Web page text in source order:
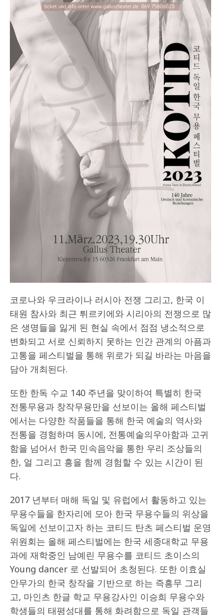
코로나와 우크라이나 러시아 전쟁 그리고, 한국 이
태원 참사와 최근 튀르키에와 시리아의 전쟁으로 많
은 생명들을 잃게 된 현실 속에서 점점 냉소적으로
변화되고 서로 신뢰하지 못하는 인간 관계의 아픔과
고통을 페스티벌을 통해 위로가 되길 바라는 마음을
담아 개최된다.
또한 한독 수교 140 주년을 맞이하여 특별히 한국
전통무용과 창작무용만을 선보이는 올해 페스티벌
에서는 다양한 작품들을 통해 한국 예술의 역사와
전통을 경험하며 동시에, 전통예술의우아함과 고귀
함을 넘어서 한국 민속음악을 통한 우리 조상들의
한, 얼 그리고 흥을 함께 경험할 수 있는 시간이 된
다.
2017 년부터 매해 독일 및 유럽에서 활동하고 있는
무용수들을 한자리에 모아 한국 무용수들의 위상을
독일에 선보이고자 하는 코티드 탄츠 페스티벌 운영
위원회는 올해 페스티벌에는 한국 세종대학교 무용
과에 재학중인 남예린 무용수를 코티드 초이스의
Young dancer 로 선발되어 초청된다. 또한 이효실
안무가의 한국 창작을 기반으로 하는 즉흥무 그리
고, 마인츠 한글 학교 무용강사인 이승희 무용수와
학생들의 태평성대를 통해 화려함으로 독일 관객들